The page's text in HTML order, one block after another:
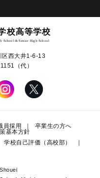
校高等学校
School & Senior High School
⻄⼤井1-6-13
（代）
員採用
卒業生の方へ
基本方針
学校自己評価（高校部）